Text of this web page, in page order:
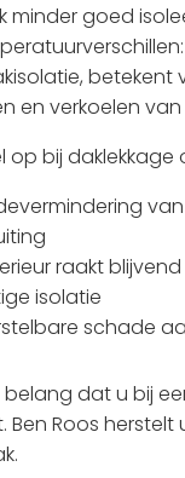
minder goed
betekent
en verkoelen van
op bij
raakt
isolatie
schade
belang dat u bij
Ben Roos